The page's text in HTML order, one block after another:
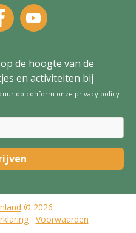
de hoogte van de
en activiteiten bij
op conform onze privacy policy
© 2026
Voorwaarden